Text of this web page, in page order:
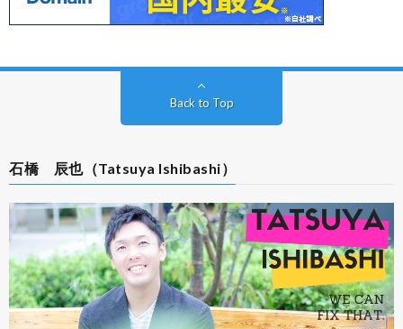
Back to Top
石橋 辰也（Tatsuya Ishibashi）